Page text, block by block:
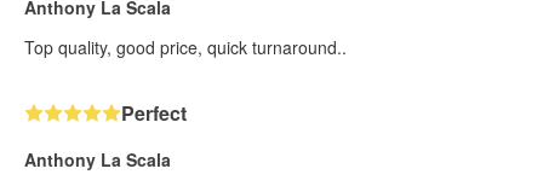
Anthony La Scala
Top quality, good price, quick turnaround..
Perfect
Anthony La Scala